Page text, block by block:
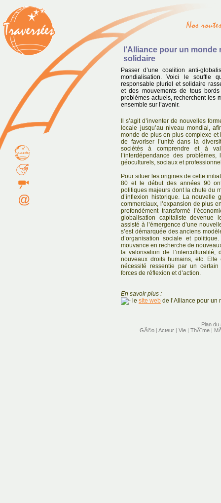
l’Alliance pour un
solidaire
Passer d’une coalition anti-
mondialisation. Voici le souffle
responsable pluriel et solidaire
et des mouvements de tous
problèmes actuels, recherchent les
ensemble sur l’avenir.
Il s’agit d’inventer de nouvelles
locale jusqu’au niveau mondial,
monde de plus en plus complexe et
de favoriser l’unité dans la
sociétés à comprendre et à
l’interdépendance des
géoculturels, sociaux et
Pour situer les origines de cette
80 et le début des années 90
politiques majeurs dont la chute du
d’inflexion historique. La nouvelle
commerciaux, l’expansion de plus
profondément transformé
globalisation capitaliste devenue
assisté à l’émergence d’une
s’est démarquée des anciens
d’organisation sociale et
mouvance en recherche de
la valorisation de
nouveaux droits humains, etc.
nécessité ressentie par un
forces de réflexion et d’action.
En savoir plus :
le site web de l’Alliance pour un
Plan du
GÃ©o | Acteur | Vie | ThÃ¨me |